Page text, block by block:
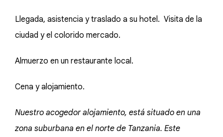
Llegada, asistencia y traslado a su hotel. Visita de la
ciudad y el colorido mercado.
Almuerzo en un restaurante local.
Cena y alojamiento.
Nuestro acogedor alojamiento, está situado en una
zona suburbana en el norte de Tanzania. Este